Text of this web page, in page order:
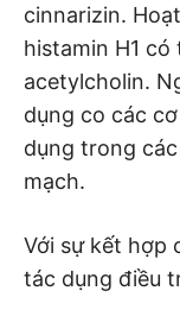
cinnarizin.
histamin H1
acetylcholin.
dụng co các
dụng trong
mạch.
Với sự kết hợp
tác dụng điều